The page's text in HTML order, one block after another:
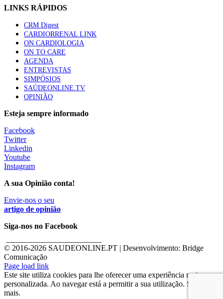
LINKS RÁPIDOS
CRM Digest
CARDIORRENAL LINK
ON CARDIOLOGIA
ON TO CARE
AGENDA
ENTREVISTAS
SIMPÓSIOS
SAÚDEONLINE.TV
OPINIÃO
Esteja sempre informado
Facebook
Twitter
Linkedin
Youtube
Instagram
A sua Opinião conta!
Envie-nos o seu
artigo de opinião
Siga-nos no Facebook
© 2016-2026 SAUDEONLINE.PT | Desenvolvimento: Bridge
Comunicação
Page load link
Este site utiliza cookies para lhe oferecer uma experiência mais
personalizada. Ao navegar está a permitir a sua utilização. Saber
mais.